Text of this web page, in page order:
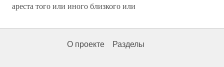
ареста того или иного близкого или
О проекте Разделы